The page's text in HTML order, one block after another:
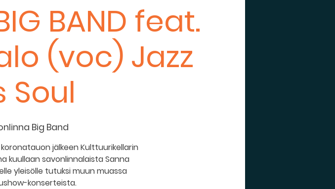
BAND feat.
(voc) Jazz
Soul
Big Band
jälkeen Kulttuurikellarin
kuullaan savonlinnalaista Sanna
yleisölle tutuksi muun muassa
konserteista.